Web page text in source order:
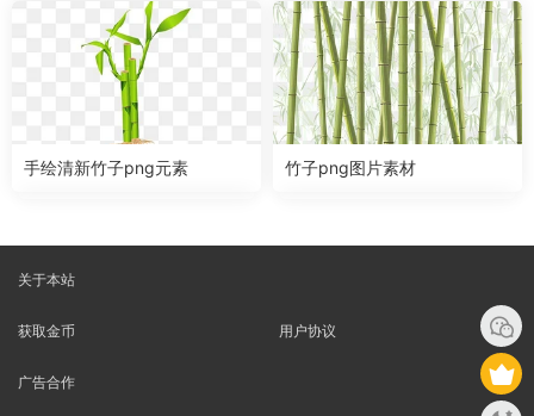
手绘清新竹子png元素 竹子png图片素材
关于本站
获取金币 用户协议
广告合作